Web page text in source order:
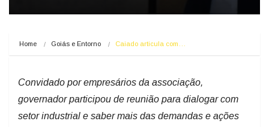
Home Goiás e Entorno Caiado articula com…
Convidado por empresários da associação,
governador participou de reunião para dialogar com
setor industrial e saber mais das demandas e ações